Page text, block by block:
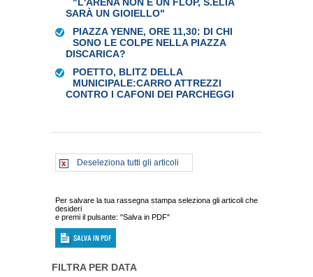
SARÀ UN GIOIELLO"
PIAZZA YENNE, ORE 11,30: DI CHI
SONO LE COLPE NELLA PIAZZA
DISCARICA?
POETTO, BLITZ DELLA
MUNICIPALE:CARRO ATTREZZI
CONTRO I CAFONI DEI PARCHEGGI
Deseleziona tutti gli articoli
Per salvare la tua rassegna stampa seleziona gli articoli che
desideri
e premi il pulsante: "Salva in PDF"
FILTRA PER DATA